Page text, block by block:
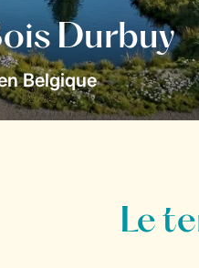
Durbuy
Belgique